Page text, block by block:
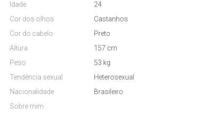
Idade
24
Cor dos olhos
Castanhos
Cor do cabelo
Preto
Altura
157 cm
Peso
53 kg
Tendência sexual
Heterosexual
Nacionalidade
Brasileiro
Sobre mim